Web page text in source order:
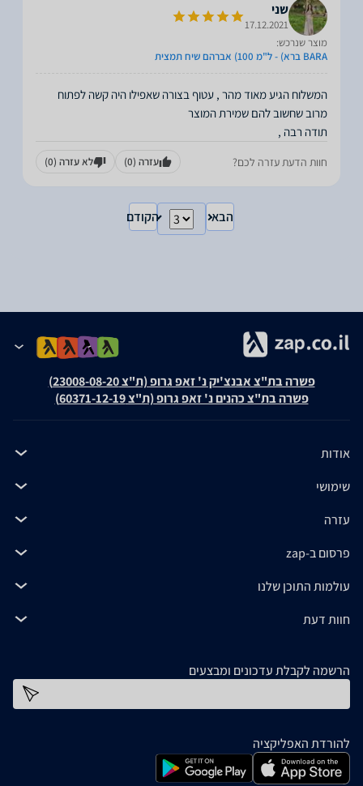
שני
17.12.2021
מוצר שנרכש:
BARA ברא) - ל"מ 100) אברהם שיח תמצית
המשלוח הגיע מאוד מהר , עטוף בצורה שאפילו היה קשה לפתוח
תודה רבה ,
חוות הדעת עזרה לכם? עזרה (0) לא עזרה (0)
הבא הקודם
פשרה בת"צ אבנצ'יק נ' זאפ גרופ (ת"צ 23008-08-20)
פשרה בת"צ כהנים נ' זאפ גרופ (ת"צ 60371-12-19)
אודות
שימושי
עזרה
פרסום ב-zap
עולמות התוכן שלנו
חוות דעת
הרשמה לקבלת עדכונים ומבצעים
להורדת האפליקציה